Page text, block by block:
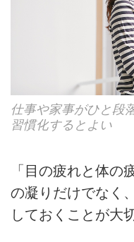
仕事や家事がひと段
習慣化するとよい
「目の疲れと体の
の凝りだけでなく
しておくことが大切